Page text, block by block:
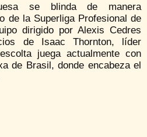
se blinda de manera
de la Superliga Profesional de
dirigido por Alexis Cedres
de Isaac Thornton, líder
juega actualmente con
de Brasil, donde encabeza el